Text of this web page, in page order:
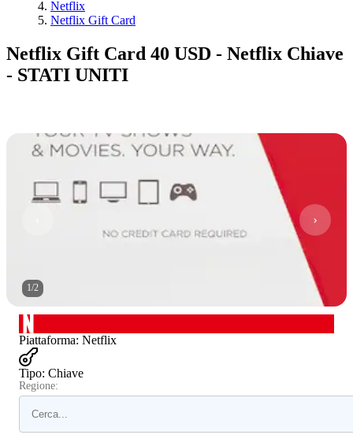
Netflix
Netflix Gift Card
Netflix Gift Card 40 USD - Netflix Chiave
- STATI UNITI
1/2
Piattaforma: Netflix
Tipo: Chiave
Regione: